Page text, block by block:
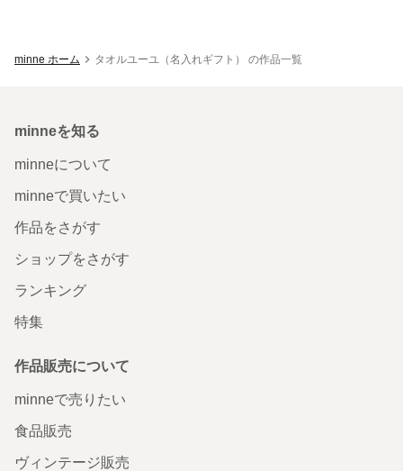
minne ホーム タオルユーユ（名入れギフト） の作品一覧
minneを知る
minneについて
minneで買いたい
作品をさがす
ショップをさがす
ランキング
特集
作品販売について
minneで売りたい
食品販売
ヴィンテージ販売